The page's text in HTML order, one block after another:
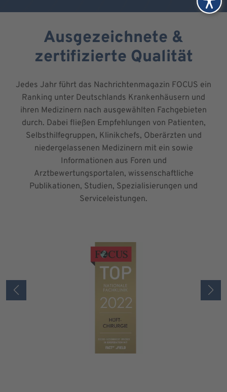
Ausgezeichnete &
zertifizierte Qualität
Jedes Jahr führt das Nachrichtenmagazin FOCUS ein
Ranking unter Deutschlands Krankenhäusern und
ihren Medizinern nach ausgewählten Fachgebieten
durch. Dabei fließen Empfehlungen von Patienten,
Selbsthilfegruppen, Klinikchefs, Oberärzten und
niedergelassenen Medizinern mit ein sowie
Informationen aus Foren und
Arztbewertungsportalen, wissenschaftliche
Publikationen, Studien, Spezialisierungen und
Serviceleistungen.